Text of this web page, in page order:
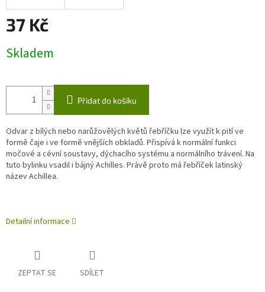
37 Kč
cena:
Skladem
Přidat do košíku
Odvar z bílých nebo narůžovělých květů řebříčku lze využít k pití ve
formě čaje i ve formě vnějších obkladů. Přispívá k normální funkci
močové a cévní soustavy, dýchacího systému a normálního trávení. Na
tuto bylinku vsadil i bájný Achilles. Právě proto má řebříček latinský
název Achillea.
Detailní informace
ZEPTAT SE SDÍLET